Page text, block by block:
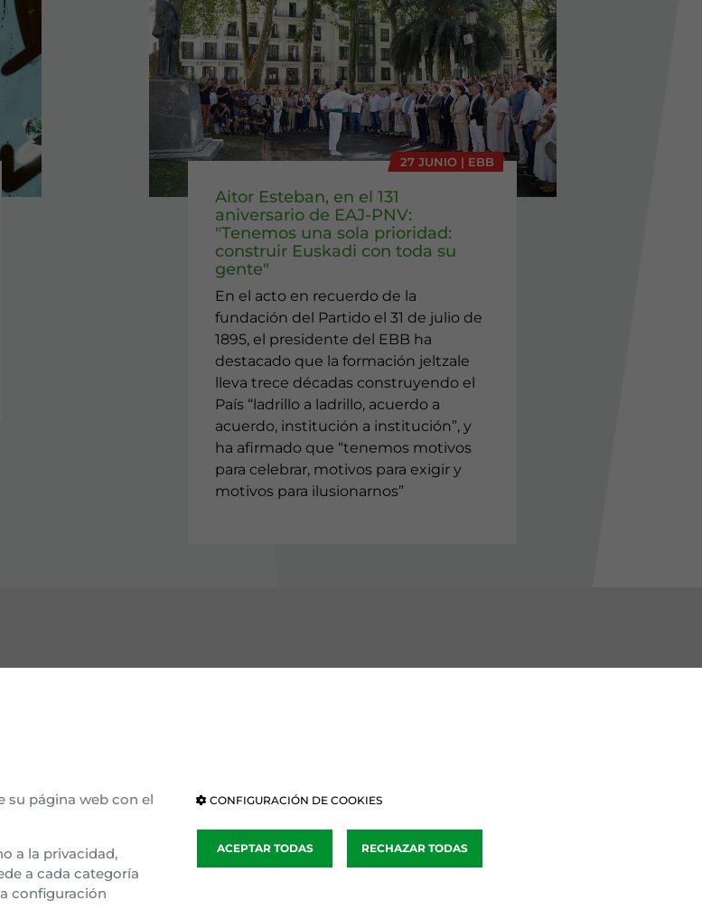
27 JUNIO | EBB
Aitor Esteban, en el 131
aniversario de EAJ-PNV:
"Tenemos una sola prioridad:
construir Euskadi con toda su
gente"
En el acto en recuerdo de la
fundación del Partido el 31 de julio de
1895, el presidente del EBB ha
destacado que la formación jeltzale
lleva trece décadas construyendo el
País “ladrillo a ladrillo, acuerdo a
acuerdo, institución a institución”, y
ha afirmado que “tenemos motivos
para celebrar, motivos para exigir y
motivos para ilusionarnos”
Parlamento de Navarra
Gipuzko Buru Batzar
su página web con el
a la privacidad,
a cada categoría
configuración
CONFIGURACIÓN DE COOKIES
ACEPTAR TODAS RECHAZAR TODAS